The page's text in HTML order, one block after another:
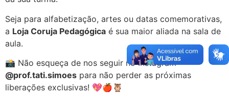
Seja para alfabetização, artes ou datas comemorativas,
a Loja Coruja Pedagógica é sua maior aliada na sala de
aula.
📸 Não esqueça de nos seguir no Instagram
@prof.tati.simoes para não perder as próximas
liberações exclusivas! 💖🍎🦉